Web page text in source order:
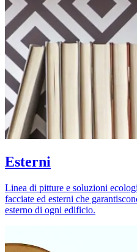
Esterni
Linea di pitture e soluzioni
facciate ed esterni che
esterno di ogni edificio.